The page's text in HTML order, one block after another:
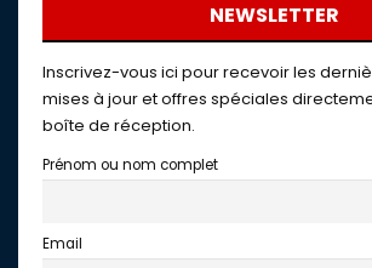
NEWSLETTER
Inscrivez-vous ici pour recevoir les
mises à jour et offres spéciales
boîte de réception.
Prénom ou nom complet
Email